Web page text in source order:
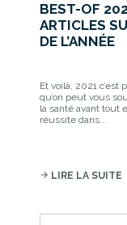
BEST-OF
ARTICLES
DE L’ANNÉE
Et voilà, 2021 c’est
qu’on peut vous
la santé avant tout
réussite dans...
arrow_forward LIRE LA SUITE